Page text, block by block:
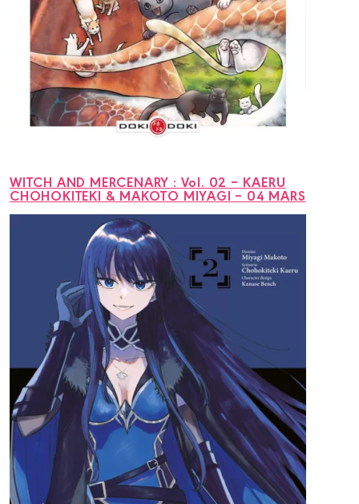
WITCH AND MERCENARY : Vol. 02 – KAERU
CHOHOKITEKI & MAKOTO MIYAGI – 04 MARS